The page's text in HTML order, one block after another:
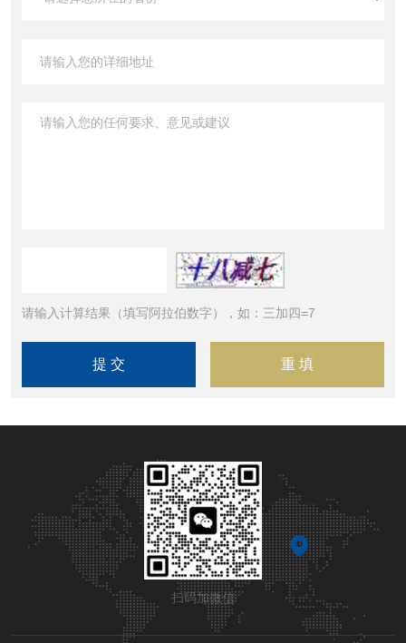
请输入计算结果（填写阿拉伯数字），如：三加四=7
扫码加微信